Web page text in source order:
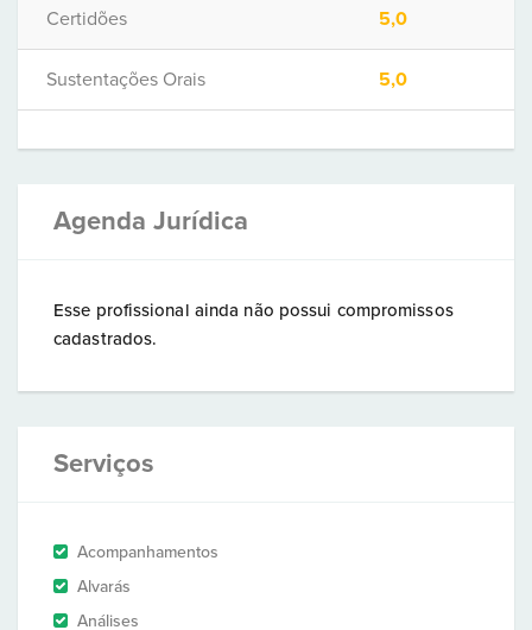
Certidões 5,0
Sustentações Orais 5,0
Agenda Jurídica
Esse profissional ainda não possui compromissos
cadastrados.
Serviços
Acompanhamentos
Alvarás
Análises